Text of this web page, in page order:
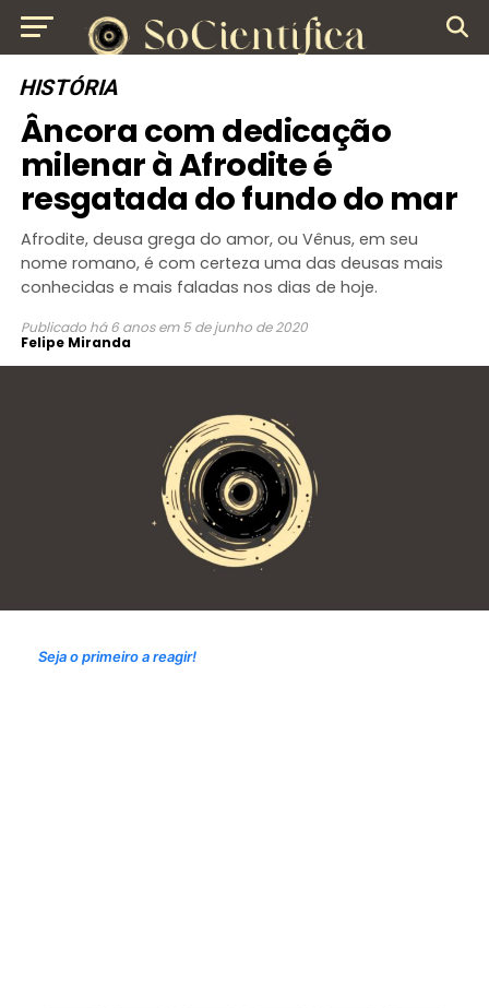
HISTÓRIA
Âncora com dedicação
milenar à Afrodite é
resgatada do fundo do mar
Afrodite, deusa grega do amor, ou Vênus, em seu
nome romano, é com certeza uma das deusas mais
conhecidas e mais faladas nos dias de hoje.
Publicado há 6 anos em 5 de junho de 2020
Felipe Miranda
Seja o primeiro a reagir!